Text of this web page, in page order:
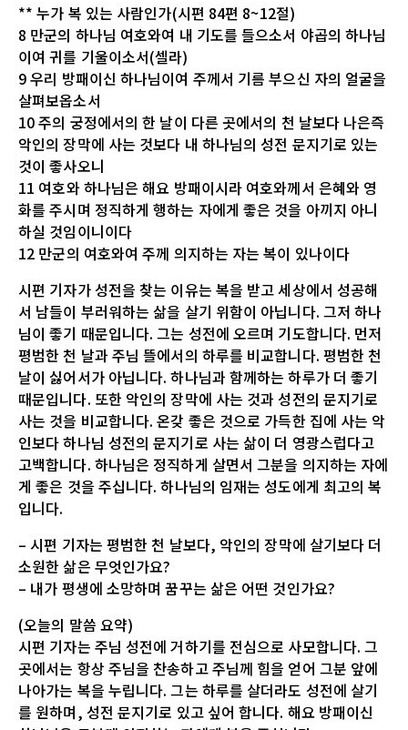
** 누가 복 있는 사람인가(시편 84편 8~12절)
8 만군의 하나님 여호와여 내 기도를 들으소서 야곱의 하나님
이여 귀를 기울이소서(셀라)
9 우리 방패이신 하나님이여 주께서 기름 부으신 자의 얼굴을
살펴보옵소서
10 주의 궁정에서의 한 날이 다른 곳에서의 천 날보다 나은즉
악인의 장막에 사는 것보다 내 하나님의 성전 문지기로 있는
것이 좋사오니
11 여호와 하나님은 해요 방패이시라 여호와께서 은혜와 영
화를 주시며 정직하게 행하는 자에게 좋은 것을 아끼지 아니
하실 것임이니이다
12 만군의 여호와여 주께 의지하는 자는 복이 있나이다
시편 기자가 성전을 찾는 이유는 복을 받고 세상에서 성공해
서 남들이 부러워하는 삶을 살기 위함이 아닙니다. 그저 하나
님이 좋기 때문입니다. 그는 성전에 오르며 기도합니다. 먼저
평범한 천 날과 주님 뜰에서의 하루를 비교합니다. 평범한 천
날이 싫어서가 아닙니다. 하나님과 함께하는 하루가 더 좋기
때문입니다. 또한 악인의 장막에 사는 것과 성전의 문지기로
사는 것을 비교합니다. 온갖 좋은 것으로 가득한 집에 사는 악
인보다 하나님 성전의 문지기로 사는 삶이 더 영광스럽다고
고백합니다. 하나님은 정직하게 살면서 그분을 의지하는 자에
게 좋은 것을 주십니다. 하나님의 임재는 성도에게 최고의 복
입니다.
– 시편 기자는 평범한 천 날보다, 악인의 장막에 살기보다 더
소원한 삶은 무엇인가요?
– 내가 평생에 소망하며 꿈꾸는 삶은 어떤 것인가요?
(오늘의 말씀 요약)
시편 기자는 주님 성전에 거하기를 전심으로 사모합니다. 그
곳에서는 항상 주님을 찬송하고 주님께 힘을 얻어 그분 앞에
나아가는 복을 누립니다. 그는 하루를 살더라도 성전에 살기
를 원하며, 성전 문지기로 있고 싶어 합니다. 해요 방패이신